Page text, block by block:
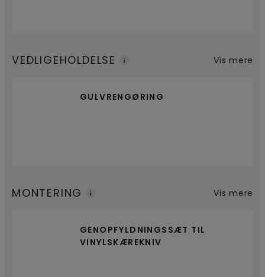
VEDLIGEHOLDELSE
GULVRENGØRING
Vis mere
MONTERING
GENOPFYLDNINGSSÆT TIL
VINYLSKÆREKNIV
Vis mere